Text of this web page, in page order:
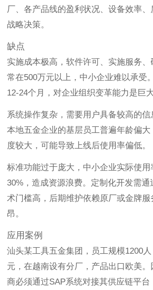
厂、各产品线的盈利状况、设备效率
战略决策。
缺点
实施成本极高，软件许可、实施服务、
常在500万元以上，中小企业难以承受
12-24个月，对企业组织变革能力是巨大
系统操作复杂，需要用户具备较高的
本地五金企业的基层员工普遍年龄偏
度较大，可能导致上线后使用率偏低。
标准功能过于庞大，中小企业实际使用
30%，造成资源浪费。定制化开发需通
术门槛高，后期维护依赖原厂或金牌服
昂。
应用案例
汕头某工具五金集团，员工规模1200
元，在越南设有分厂，产品出口欧美
商必须通过SAP系统对接其供应链平台